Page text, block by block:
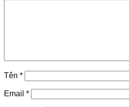
Tên *
Email *